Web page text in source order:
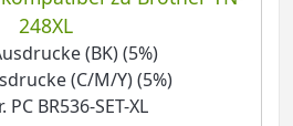
248XL
(BK) (5%)
(C/M/Y) (5%)
PC BR536-SET-XL